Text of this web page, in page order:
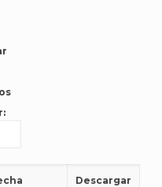
Descargar